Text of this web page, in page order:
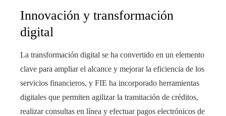
Innovación y transformación
digital
La transformación digital se ha convertido en un elemento
clave para ampliar el alcance y mejorar la eficiencia de los
servicios financieros, y FIE ha incorporado herramientas
digitales que permiten agilizar la tramitación de créditos,
realizar consultas en línea y efectuar pagos electrónicos de